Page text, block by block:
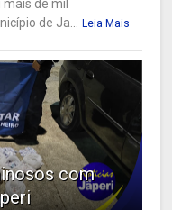
de mil
de Ja...
Leia Mais
com